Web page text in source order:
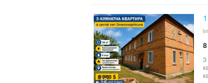
12
3